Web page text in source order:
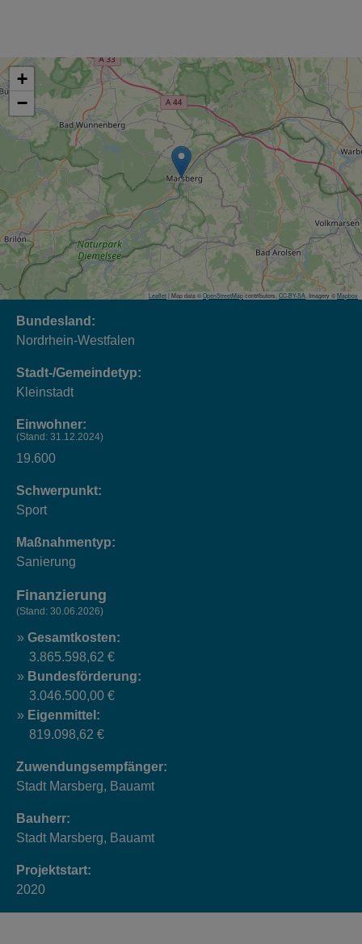
+
−
Leaflet | Map data © OpenStreetMap contributors, CC-BY-SA, Imagery © Mapbox
Bundesland:
Nordrhein-Westfalen
Stadt-/Gemeindetyp:
Kleinstadt
Einwohner:
(Stand: 31.12.2024)
19.600
Schwerpunkt:
Sport
Maßnahmentyp:
Sanierung
Finanzierung
(Stand: 30.06.2026)
Gesamtkosten:
3.865.598,62 €
Bundesförderung:
3.046.500,00 €
Eigenmittel:
819.098,62 €
Zuwendungsempfänger:
Stadt Marsberg, Bauamt
Bauherr:
Stadt Marsberg, Bauamt
Projektstart:
2020